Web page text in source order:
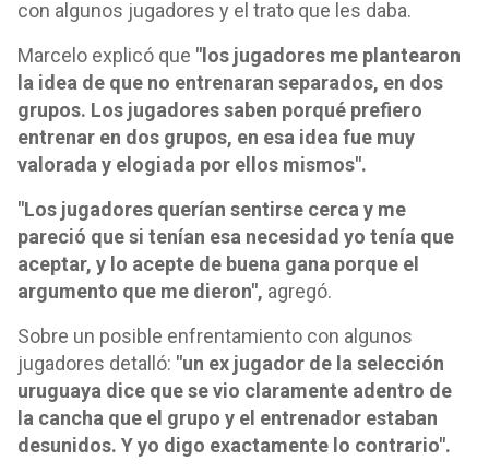
con algunos jugadores y el trato que les daba.
Marcelo explicó que "los jugadores me plantearon
la idea de que no entrenaran separados, en dos
grupos. Los jugadores saben porqué prefiero
entrenar en dos grupos, en esa idea fue muy
valorada y elogiada por ellos mismos".
"Los jugadores querían sentirse cerca y me
pareció que si tenían esa necesidad yo tenía que
aceptar, y lo acepte de buena gana porque el
argumento que me dieron", agregó.
Sobre un posible enfrentamiento con algunos
jugadores detalló: "un ex jugador de la selección
uruguaya dice que se vio claramente adentro de
la cancha que el grupo y el entrenador estaban
desunidos. Y yo digo exactamente lo contrario".